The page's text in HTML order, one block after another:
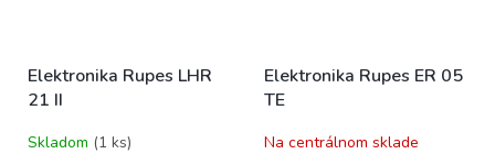
Elektronika Rupes LHR
21 II
Skladom (1 ks)
Elektronika Rupes ER 05
TE
Na centrálnom sklade